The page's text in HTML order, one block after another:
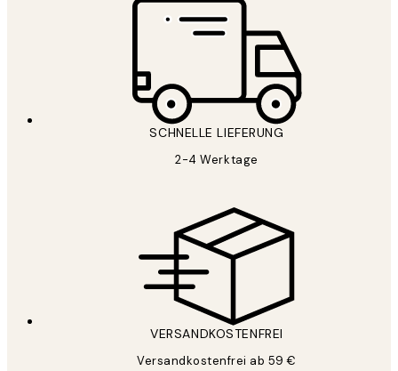
SCHNELLE LIEFERUNG
2-4 Werktage
VERSANDKOSTENFREI
Versandkostenfrei ab 59 €